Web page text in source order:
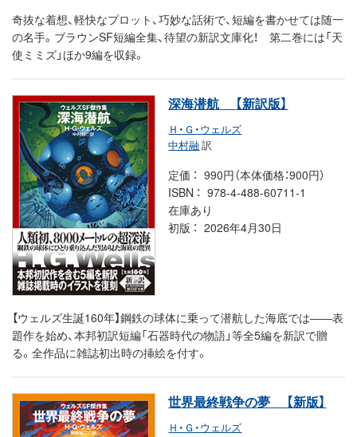
奇抜な着想、軽快なプロット、巧妙な話術で、短編を書かせては随一
の名手。ブラウンSF短編全集、待望の新訳文庫化！ 第二巻には「天
使ミミズ」ほか9編を収録。
深海潜航 【新訳版】
Ｈ・Ｇ・ウェルズ
中村融訳
定価
990円（本体価格：900円）
ISBN
978-4-488-60711-1
在庫あり
初版
2026年4月30日
【ウェルズ生誕160年】鋼鉄の球体に乗って潜航した海底では――表
題作を始め、本邦初訳短編「石器時代の物語」等全5編を新訳で贈
る。全作品に雑誌初出時の挿絵を付す。
世界最終戦争の夢 【新版】
Ｈ・Ｇ・ウェルズ